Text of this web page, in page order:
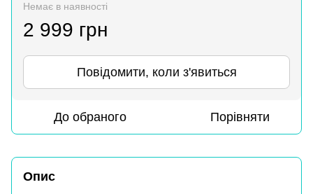
Немає в наявності
2 999 грн
Повідомити, коли з'явиться
До обраного Порівняти
Опис